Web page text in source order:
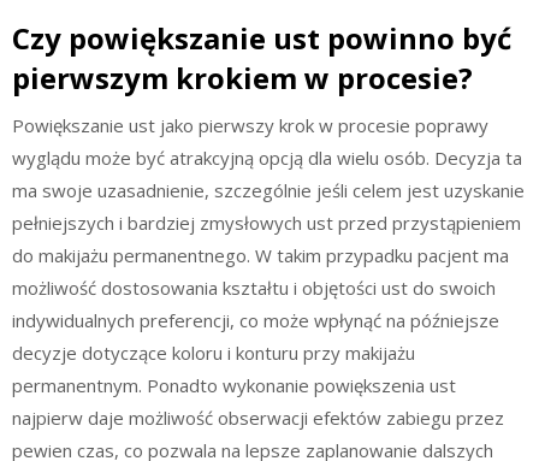
Czy powiększanie ust powinno być
pierwszym krokiem w procesie?
Powiększanie ust jako pierwszy krok w procesie poprawy
wyglądu może być atrakcyjną opcją dla wielu osób. Decyzja ta
ma swoje uzasadnienie, szczególnie jeśli celem jest uzyskanie
pełniejszych i bardziej zmysłowych ust przed przystąpieniem
do makijażu permanentnego. W takim przypadku pacjent ma
możliwość dostosowania kształtu i objętości ust do swoich
indywidualnych preferencji, co może wpłynąć na późniejsze
decyzje dotyczące koloru i konturu przy makijażu
permanentnym. Ponadto wykonanie powiększenia ust
najpierw daje możliwość obserwacji efektów zabiegu przez
pewien czas, co pozwala na lepsze zaplanowanie dalszych